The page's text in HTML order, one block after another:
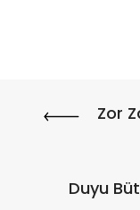
Zor
Duyu